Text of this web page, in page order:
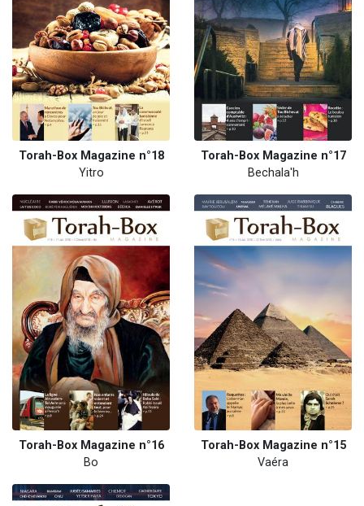
Torah-Box Magazine n°18
Yitro
Torah-Box Magazine n°17
Bechala'h
Torah-Box Magazine n°16
Bo
Torah-Box Magazine n°15
Vaéra